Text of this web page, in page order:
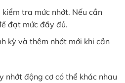
tra mức nhớt. Nếu cần
đạt mức đầy đủ.
kỳ và thêm nhớt mới khi cần
nhớt động cơ có thể khác nhau